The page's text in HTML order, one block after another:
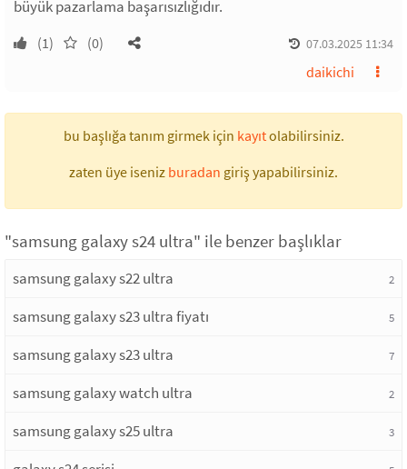
büyük pazarlama başarısızlığıdır.
(1) (0) 07.03.2025 11:34
daikichi
bu başlığa tanım girmek için kayıtolabilirsiniz.
zaten üye iseniz buradan giriş yapabilirsiniz.
"samsung galaxy s24 ultra" ile benzer başlıklar
samsung galaxy s22 ultra 2
samsung galaxy s23 ultra fiyatı 5
samsung galaxy s23 ultra 7
samsung galaxy watch ultra 2
samsung galaxy s25 ultra 3